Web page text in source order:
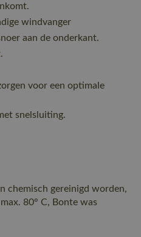
windvanger
aan de onderkant.
voor een optimale
snelsluiting.
chemisch gereinigd worden,
80° C, Bonte was